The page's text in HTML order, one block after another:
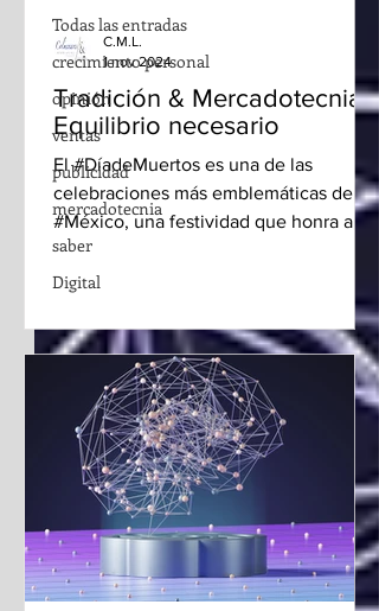
Todas las entradas
crecimiento personal
opinión
ventas
publicidad
mercadotecnia
saber
Digital
Tradición & Mercadotecnia:
Equilibrio necesario
El #DíadeMuertos es una de las
celebraciones más emblemáticas de
#México, una festividad que honra a los
difuntos y celebra la vida con...
C.M.L.
1 nov 2024